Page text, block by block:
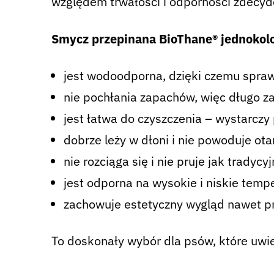
Smycz przepinana BioThane®
jest wodoodporna, dzięki czemu
nie pochłania zapachów, więc długo
jest łatwa do czyszczenia –
dobrze leży w dłoni i nie powoduje
nie rozciąga się i nie pruje jak
jest odporna na wysokie i niskie
zachowuje estetyczny wygląd nawet
To doskonały wybór dla psów, które